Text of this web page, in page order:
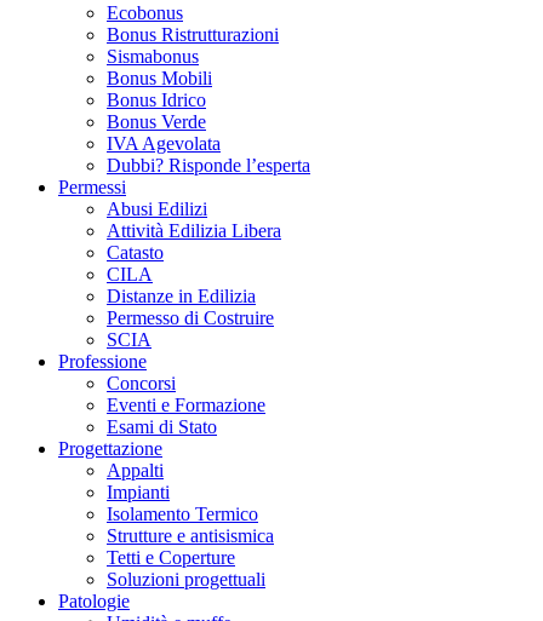
Ecobonus
Bonus Ristrutturazioni
Sismabonus
Bonus Mobili
Bonus Idrico
Bonus Verde
IVA Agevolata
Dubbi? Risponde l’esperta
Permessi
Abusi Edilizi
Attività Edilizia Libera
Catasto
CILA
Distanze in Edilizia
Permesso di Costruire
SCIA
Professione
Concorsi
Eventi e Formazione
Esami di Stato
Progettazione
Appalti
Impianti
Isolamento Termico
Strutture e antisismica
Tetti e Coperture
Soluzioni progettuali
Patologie